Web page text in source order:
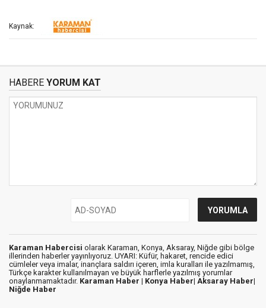
Kaynak:
HABERE YORUM KAT
Karaman Habercisi olarak Karaman, Konya, Aksaray, Niğde gibi bölge
illerinden haberler yayınlıyoruz. UYARI: Küfür, hakaret, rencide edici
cümleler veya imalar, inançlara saldırı içeren, imla kuralları ile yazılmamış,
Türkçe karakter kullanılmayan ve büyük harflerle yazılmış yorumlar
onaylanmamaktadır. Karaman Haber | Konya Haber| Aksaray Haber|
Niğde Haber